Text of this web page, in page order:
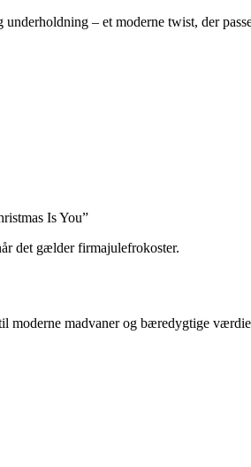
– et moderne twist, der
Is You”
det gælder firmajulefrokoster.
moderne madvaner og bæredygtige